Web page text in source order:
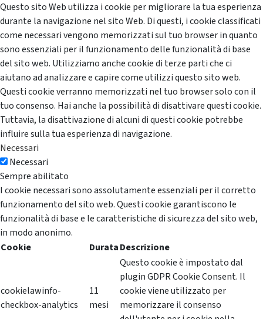
Questo sito Web utilizza i cookie per migliorare la tua esperienza
durante la navigazione nel sito Web. Di questi, i cookie classificati
come necessari vengono memorizzati sul tuo browser in quanto
sono essenziali per il funzionamento delle funzionalità di base
del sito web. Utilizziamo anche cookie di terze parti che ci
aiutano ad analizzare e capire come utilizzi questo sito web.
Questi cookie verranno memorizzati nel tuo browser solo con il
tuo consenso. Hai anche la possibilità di disattivare questi cookie.
Tuttavia, la disattivazione di alcuni di questi cookie potrebbe
influire sulla tua esperienza di navigazione.
Necessari
Necessari
Sempre abilitato
I cookie necessari sono assolutamente essenziali per il corretto
funzionamento del sito web. Questi cookie garantiscono le
funzionalità di base e le caratteristiche di sicurezza del sito web,
in modo anonimo.
Cookie
DurataDescrizione
cookielawinfo-
checkbox-analytics
11
mesi
Questo cookie è impostato dal
plugin GDPR Cookie Consent. Il
cookie viene utilizzato per
memorizzare il consenso